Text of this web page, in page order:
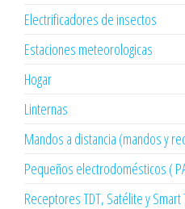
Electrificadores de insectos
Estaciones meteorologicas
Hogar
Linternas
Mandos a distancia (mandos y
Pequeños electrodomésticos (
Receptores TDT, Satélite y Smart